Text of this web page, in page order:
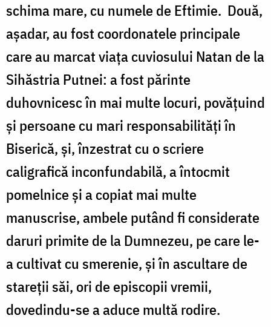
schima mare, cu numele de Eftimie. Două,
aşadar, au fost coordonatele principale
care au marcat viaţa cuviosului Natan de la
Sihăstria Putnei: a fost părinte
duhovnicesc în mai multe locuri, povăţuind
și persoane cu mari responsabilităţi în
Biserică, şi, înzestrat cu o scriere
caligrafică inconfundabilă, a întocmit
pomelnice şi a copiat mai multe
manuscrise, ambele putând fi considerate
daruri primite de la Dumnezeu, pe care le-
a cultivat cu smerenie, şi în ascultare de
stareţii săi, ori de episcopii vremii,
dovedindu-se a aduce multă rodire.